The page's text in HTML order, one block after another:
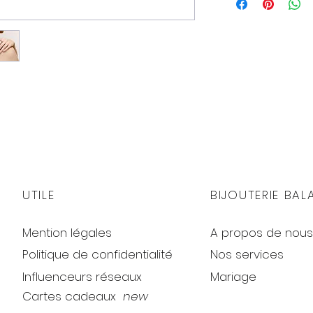
UTILE
Mention légales
Politique de confidentialité
Influenceurs réseaux
Cartes cadeaux new
BIJOUTERIE
A propos de nous
Nos services
Mariage